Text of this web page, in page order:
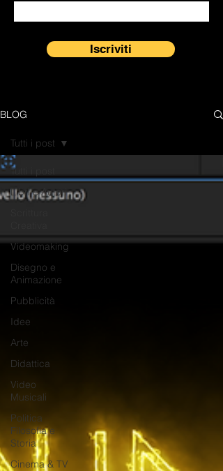
Iscriviti
BLOG
Tutti i post
Libri e Autori
Videomaking
Disegno e
Animazione
Pubblicità
Idee
Arte
Didattica
Video
Musicali
Politica
Filosofia e
Storia
Cinema & TV
Tutti i post